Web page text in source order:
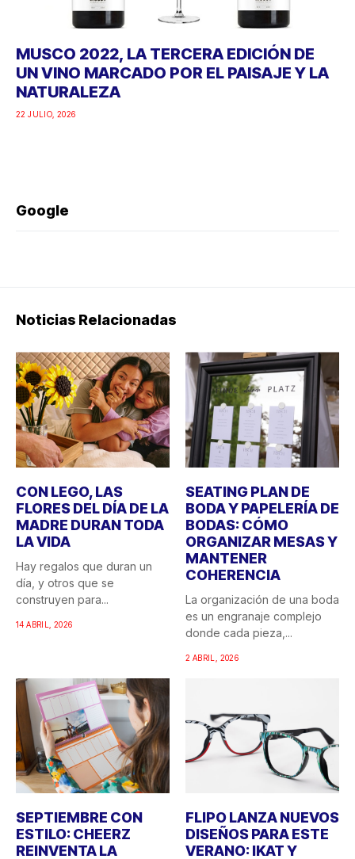
MUSCO 2022, LA TERCERA EDICIÓN DE
UN VINO MARCADO POR EL PAISAJE Y LA
NATURALEZA
22 JULIO, 2026
Google
Noticias Relacionadas
CON LEGO, LAS
FLORES DEL DÍA DE LA
MADRE DURAN TODA
LA VIDA
Hay regalos que duran un
día, y otros que se
construyen para...
14 ABRIL, 2026
SEATING PLAN DE
BODA Y PAPELERÍA DE
BODAS: CÓMO
ORGANIZAR MESAS Y
MANTENER
COHERENCIA
La organización de una boda
es un engranaje complejo
donde cada pieza,...
2 ABRIL, 2026
SEPTIEMBRE CON
ESTILO: CHEERZ
REINVENTA LA
FLIPO LANZA NUEVOS
DISEÑOS PARA ESTE
VERANO: IKAT Y